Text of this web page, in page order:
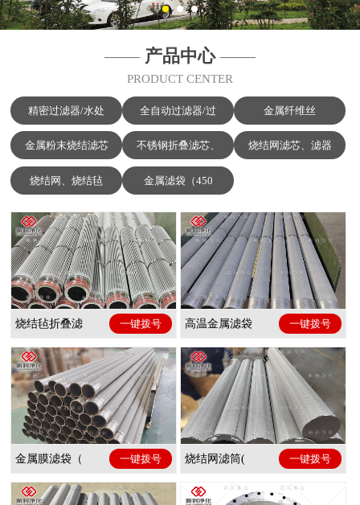
—— 产品中心——
PRODUCT CENTER
精密过滤器/水处 全自动过滤器/过 金属纤维丝
金属粉末烧结滤芯 不锈钢折叠滤芯、 烧结网滤芯、滤器
烧结网、烧结毡 金属滤袋（450
烧结毡折叠滤 一键拨号 高温金属滤袋 一键拨号
金属膜滤袋（ 一键拨号 烧结网滤筒( 一键拨号